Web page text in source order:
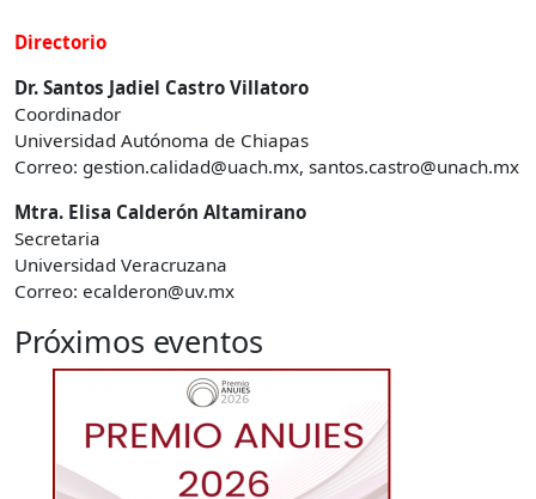
Directorio
Dr. Santos Jadiel Castro Villatoro
Coordinador
Universidad Autónoma de Chiapas
Correo: gestion.calidad@uach.mx, santos.castro@unach.mx
Mtra. Elisa Calderón Altamirano
Secretaria
Universidad Veracruzana
Correo: ecalderon@uv.mx
Próximos eventos